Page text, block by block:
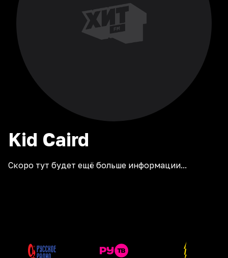
Kid Caird
Скоро тут будет ещё больше информации...